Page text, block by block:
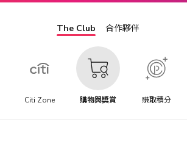
The Club 合作夥伴
Citi Zone 購物與獎賞 賺取積分